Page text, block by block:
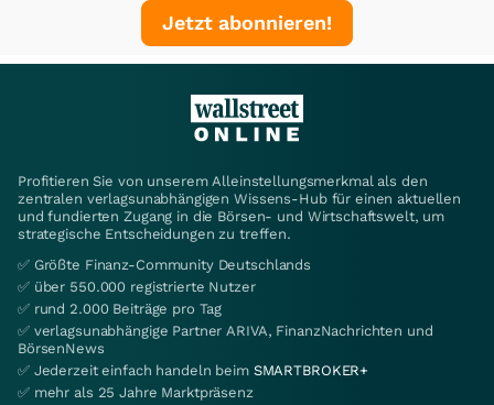
Jetzt abonnieren!
Profitieren Sie von unserem Alleinstellungsmerkmal als den
zentralen verlagsunabhängigen Wissens-Hub für einen aktuellen
und fundierten Zugang in die Börsen- und Wirtschaftswelt, um
strategische Entscheidungen zu treffen.
✅ Größte Finanz-Community Deutschlands
✅ über 550.000 registrierte Nutzer
✅ rund 2.000 Beiträge pro Tag
✅ verlagsunabhängige Partner ARIVA, FinanzNachrichten und
BörsenNews
✅ Jederzeit einfach handeln beim SMARTBROKER+
✅ mehr als 25 Jahre Marktpräsenz